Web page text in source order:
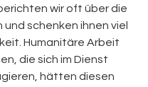
wir oft über die
schenken ihnen viel
Humanitäre Arbeit
die sich im Dienst
hätten diesen